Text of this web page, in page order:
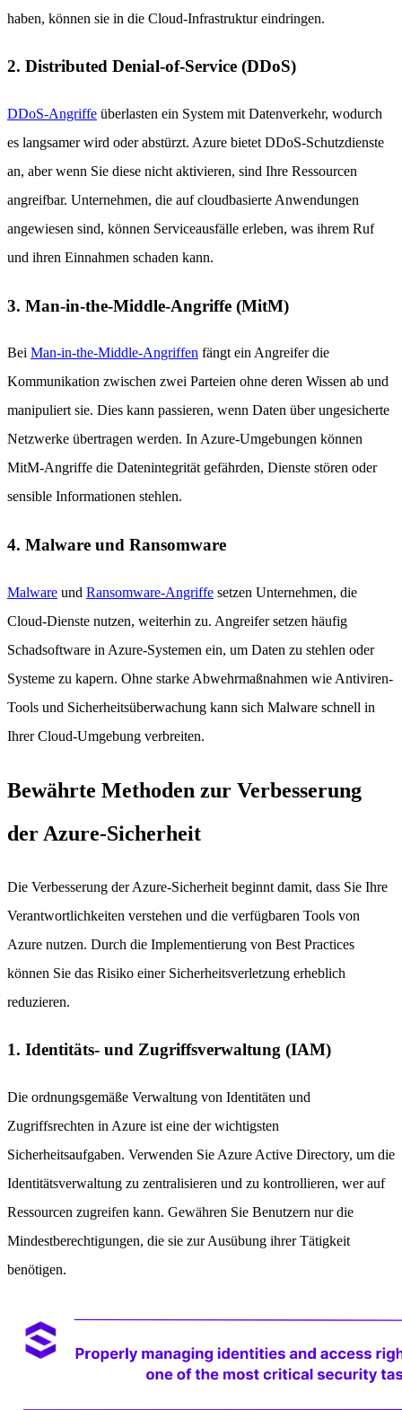
haben, können sie in die Cloud-Infrastruktur eindringen.
2. Distributed Denial-of-Service (DDoS)
DDoS-Angriffe überlasten ein System mit Datenverkehr, wodurch
es langsamer wird oder abstürzt. Azure bietet DDoS-Schutzdienste
an, aber wenn Sie diese nicht aktivieren, sind Ihre Ressourcen
angreifbar. Unternehmen, die auf cloudbasierte Anwendungen
angewiesen sind, können Serviceausfälle erleben, was ihrem Ruf
und ihren Einnahmen schaden kann.
3. Man-in-the-Middle-Angriffe (MitM)
Bei Man-in-the-Middle-Angriffen fängt ein Angreifer die
Kommunikation zwischen zwei Parteien ohne deren Wissen ab und
manipuliert sie. Dies kann passieren, wenn Daten über ungesicherte
Netzwerke übertragen werden. In Azure-Umgebungen können
MitM-Angriffe die Datenintegrität gefährden, Dienste stören oder
sensible Informationen stehlen.
4. Malware und Ransomware
Malware und Ransomware-Angriffe setzen Unternehmen, die
Cloud-Dienste nutzen, weiterhin zu. Angreifer setzen häufig
Schadsoftware in Azure-Systemen ein, um Daten zu stehlen oder
Systeme zu kapern. Ohne starke Abwehrmaßnahmen wie Antiviren-
Tools und Sicherheitsüberwachung kann sich Malware schnell in
Ihrer Cloud-Umgebung verbreiten.
Bewährte Methoden zur Verbesserung
der Azure-Sicherheit
Die Verbesserung der Azure-Sicherheit beginnt damit, dass Sie Ihre
Verantwortlichkeiten verstehen und die verfügbaren Tools von
Azure nutzen. Durch die Implementierung von Best Practices
können Sie das Risiko einer Sicherheitsverletzung erheblich
reduzieren.
1. Identitäts- und Zugriffsverwaltung (IAM)
Die ordnungsgemäße Verwaltung von Identitäten und
Zugriffsrechten in Azure ist eine der wichtigsten
Sicherheitsaufgaben. Verwenden Sie Azure Active Directory, um die
Identitätsverwaltung zu zentralisieren und zu kontrollieren, wer auf
Ressourcen zugreifen kann. Gewähren Sie Benutzern nur die
Mindestberechtigungen, die sie zur Ausübung ihrer Tätigkeit
benötigen.